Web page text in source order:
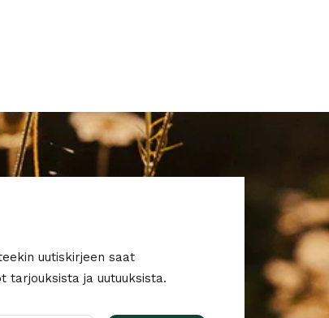
uutiskirjeen saat
tarjouksista ja uutuuksista.